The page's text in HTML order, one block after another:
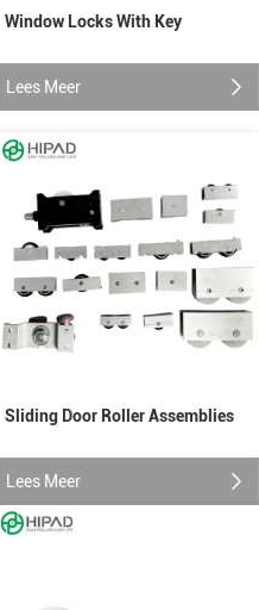
Window Locks With Key
Lees Meer
Sliding Door Roller Assemblies
Lees Meer